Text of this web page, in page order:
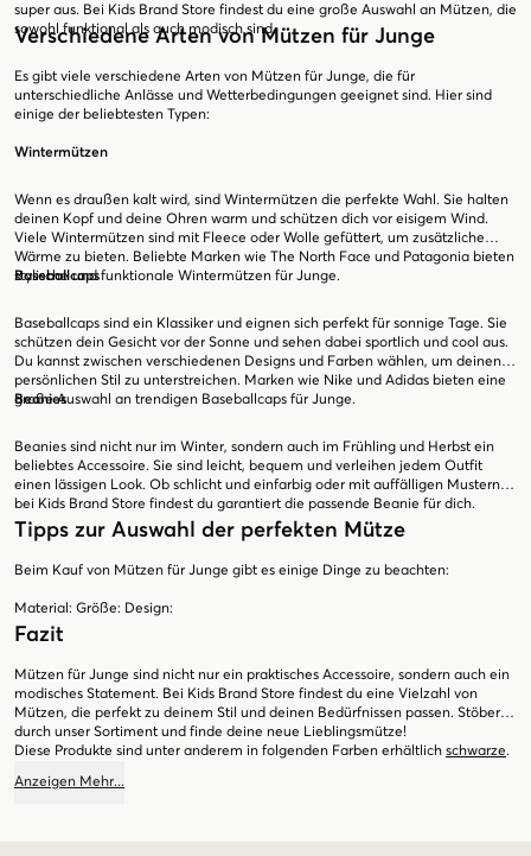
super aus. Bei Kids Brand Store findest du eine große Auswahl an Mützen, die
sowohl funktional als auch modisch sind.
Verschiedene Arten von Mützen für Junge
Es gibt viele verschiedene Arten von Mützen für Junge, die für
unterschiedliche Anlässe und Wetterbedingungen geeignet sind. Hier sind
einige der beliebtesten Typen:
Wintermützen
Wenn es draußen kalt wird, sind Wintermützen die perfekte Wahl. Sie halten
deinen Kopf und deine Ohren warm und schützen dich vor eisigem Wind.
Viele Wintermützen sind mit Fleece oder Wolle gefüttert, um zusätzliche
Wärme zu bieten. Beliebte Marken wie The North Face und Patagonia bieten
stylische und funktionale Wintermützen für Junge.
Baseballcaps
Baseballcaps sind ein Klassiker und eignen sich perfekt für sonnige Tage. Sie
schützen dein Gesicht vor der Sonne und sehen dabei sportlich und cool aus.
Du kannst zwischen verschiedenen Designs und Farben wählen, um deinen
persönlichen Stil zu unterstreichen. Marken wie Nike und Adidas bieten eine
große Auswahl an trendigen Baseballcaps für Junge.
Beanies
Beanies sind nicht nur im Winter, sondern auch im Frühling und Herbst ein
beliebtes Accessoire. Sie sind leicht, bequem und verleihen jedem Outfit
einen lässigen Look. Ob schlicht und einfarbig oder mit auffälligen Mustern –
bei Kids Brand Store findest du garantiert die passende Beanie für dich.
Tipps zur Auswahl der perfekten Mütze
Beim Kauf von Mützen für Junge gibt es einige Dinge zu beachten:
Material: Größe: Design:
Fazit
Mützen für Junge sind nicht nur ein praktisches Accessoire, sondern auch ein
modisches Statement. Bei Kids Brand Store findest du eine Vielzahl von
Mützen, die perfekt zu deinem Stil und deinen Bedürfnissen passen. Stöbere
durch unser Sortiment und finde deine neue Lieblingsmütze!
Diese Produkte sind unter anderem in folgenden Farben erhältlich schwarze.
Anzeigen Mehr...